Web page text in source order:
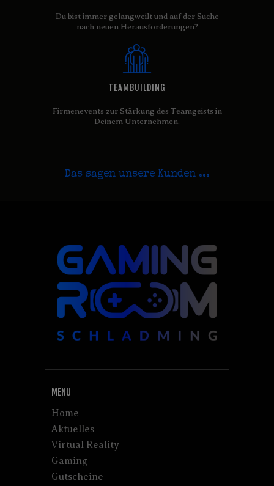
Du bist immer gelangweilt und auf der Suche
nach neuen Herausforderungen?
TEAMBUILDING
Firmenevents zur Stärkung des Teamgeists in
Deinem Unternehmen.
Das sagen unsere Kunden ...
MENU
Home
Aktuelles
Virtual Reality
Gaming
Gutscheine